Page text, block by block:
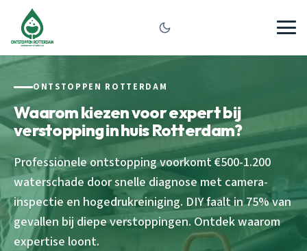
ONTSTOPPEN ROTTERDAM
Waarom kiezen voor expert bij
verstopping in huis Rotterdam?
Professionele ontstopping voorkomt €500-1.200
waterschade door snelle diagnose met camera-
inspectie en hogedrukreiniging. DIY faalt in 75% van
gevallen bij diepe verstoppingen. Ontdek waarom
expertise loont.